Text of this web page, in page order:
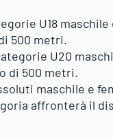
U18
500 metri.
U20
di 500 metri.
maschile e
affronterà il